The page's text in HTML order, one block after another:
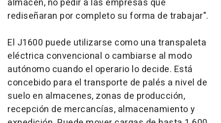
rediseñaran por completo su forma de trabajar".
El J1600 puede utilizarse como una transpaleta
eléctrica convencional o cambiarse al modo
autónomo cuando el operario lo decide. Está
concebido para el transporte de palés a nivel de
suelo en almacenes, zonas de producción,
recepción de mercancías, almacenamiento y